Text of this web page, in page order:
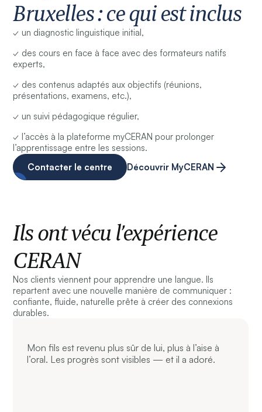
Bruxelles : ce qui est inclus
✓ un diagnostic linguistique initial,
✓ des cours en face à face avec des formateurs natifs
experts,
✓ des contenus adaptés aux objectifs (réunions,
présentations, examens, etc.),
✓ un suivi pédagogique régulier,
✓ l’accès à la plateforme myCERAN pour prolonger
l’apprentissage entre les sessions.
Contacter le centre
Découvrir MyCERAN
Ils ont vécu l’expérience
CERAN
Nos clients viennent pour apprendre une langue. Ils
repartent avec une nouvelle manière de communiquer :
confiante, fluide, naturelle prête à créer des connexions
durables.
Mon fils est revenu plus sûr de lui, plus à l’aise à
l’oral. Les progrès sont visibles — et il a adoré.